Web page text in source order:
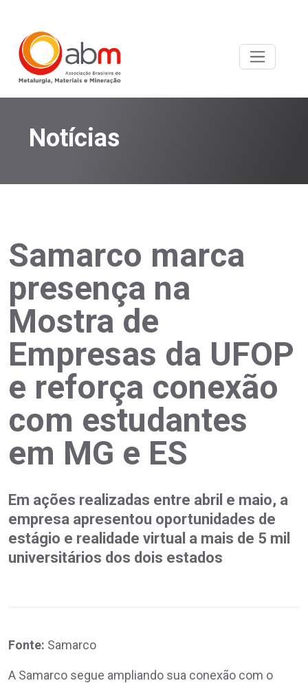
Notícias
Samarco marca
presença na
Mostra de
Empresas da UFOP
e reforça conexão
com estudantes
em MG e ES
Em ações realizadas entre abril e maio, a
empresa apresentou oportunidades de
estágio e realidade virtual a mais de 5 mil
universitários dos dois estados
Fonte: Samarco
A Samarco segue ampliando sua conexão com o